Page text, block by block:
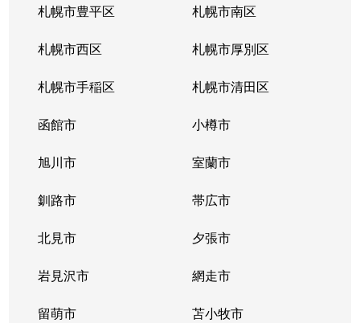
札幌市豊平区 札幌市南区
札幌市西区 札幌市厚別区
札幌市手稲区 札幌市清田区
函館市 小樽市
旭川市 室蘭市
釧路市 帯広市
北見市 夕張市
岩見沢市 網走市
留萌市 苫小牧市